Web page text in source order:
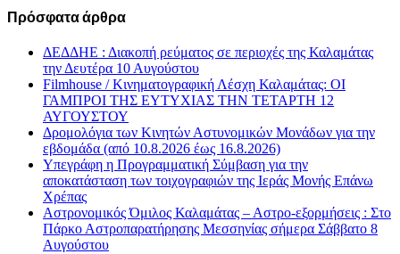
Πρόσφατα άρθρα
ΔΕΔΔΗΕ : Διακοπή ρεύματος σε περιοχές της Καλαμάτας
την Δευτέρα 10 Αυγούστου
Filmhouse / Κινηματογραφική Λέσχη Καλαμάτας: ΟΙ
ΓΑΜΠΡΟΙ ΤΗΣ ΕΥΤΥΧΙΑΣ ΤΗΝ ΤΕΤΑΡΤΗ 12
ΑΥΓΟΥΣΤΟΥ
Δρομολόγια των Κινητών Αστυνομικών Μονάδων για την
εβδομάδα (από 10.8.2026 έως 16.8.2026)
Υπεγράφη η Προγραμματική Σύμβαση για την
αποκατάσταση των τοιχογραφιών της Ιεράς Μονής Επάνω
Χρέπας
Αστρονομικός Όμιλος Καλαμάτας – Αστρο-εξορμήσεις : Στο
Πάρκο Αστροπαρατήρησης Μεσσηνίας σήμερα Σάββατο 8
Αυγούστου